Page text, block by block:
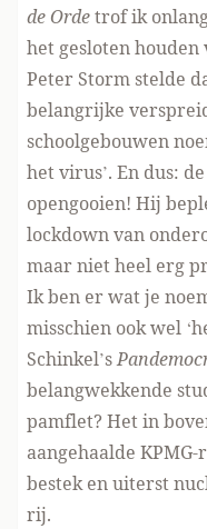
de Ordetrof ik
het gesloten
Peter Storm stelde
belangrijke
schoolgebouwen
het virus’. En dus:
opengooien! Hij
lockdown van
maar niet heel erg
Ik ben er wat je
misschien ook wel
Schinkel’s
belangwekkende
pamflet? Het in
aangehaalde
bestek en uiterst
rij.